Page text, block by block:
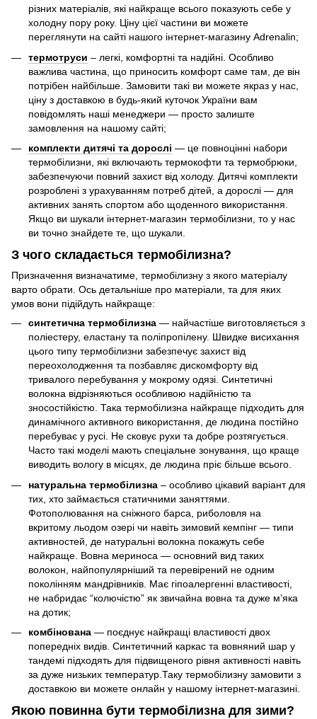
різних матеріалів, які найкраще всього показують себе у
холодну пору року. Ціну цієї частини ви можете
переглянути на сайті нашого інтернет-магазину Adrenalin;
термотруси – легкі, комфортні та надійні. Особливо
важлива частина, що приносить комфорт саме там, де він
потрібен найбільше. Замовити такі ви можете якраз у нас,
ціну з доставкою в будь-який куточок України вам
повідомлять наші менеджери — просто залиште
замовлення на нашому сайті;
комплекти дитячі та дорослі — це повноцінні набори
термобілизни, які включають термокофти та термобрюки,
забезпечуючи повний захист від холоду. Дитячі комплекти
розроблені з урахуванням потреб дітей, а дорослі — для
активних занять спортом або щоденного використання.
Якщо ви шукали інтернет-магазин термобілизни, то у нас
ви точно знайдете те, що шукали.
З чого складається термобілизна?
Призначення визначатиме, термобілизну з якого матеріалу
варто обрати. Ось детальніше про матеріали, та для яких
умов вони підійдуть найкраще:
синтетична термобілизна — найчастіше виготовляється з
поліестеру, еластану та поліпропілену. Швидке висихання
цього типу термобілизни забезпечує захист від
переохолодження та позбавляє дискомфорту від
тривалого перебування у мокрому одязі. Синтетичні
волокна відрізняються особливою надійністю та
зносостійкістю. Така термобілизна найкраще підходить для
динамічного активного використання, де людина постійно
перебуває у русі. Не сковує рухи та добре розтягується.
Часто такі моделі мають спеціальне зонування, що краще
виводить вологу в місцях, де людина пріє більше всього.
натуральна термобілизна – особливо цікавий варіант для
тих, хто займається статичними заняттями.
Фотополювання на сніжного барса, риболовля на
вкритому льодом озері чи навіть зимовий кемпінг — типи
активностей, де натуральні волокна покажуть себе
найкраще. Вовна мериноса — основний вид таких
волокон, найпопулярніший та перевірений не одним
поколінням мандрівників. Має гіпоалергенні властивості,
не набридає “колючістю” як звичайна вовна та дуже м’яка
на дотик;
комбінована — поєднує найкращі властивості двох
попередніх видів. Синтетичний каркас та вовняний шар у
тандемі підходять для підвищеного рівня активності навіть
за дуже низьких температур.Таку термобілизну замовити з
доставкою ви можете онлайн у нашому інтернет-магазині.
Якою повинна бути термобілизна для зими?